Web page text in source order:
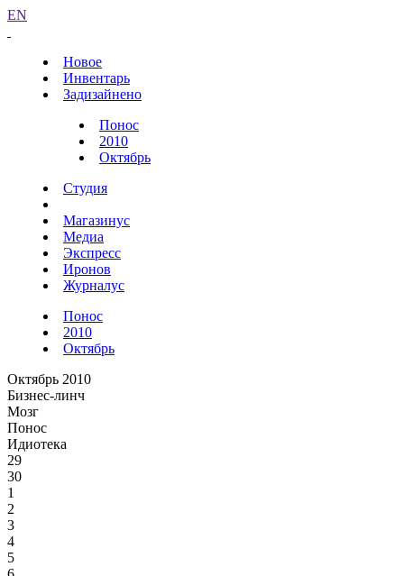
EN
Новое
Инвентарь
Задизайнено
Понос
2010
Октябрь
Студия
Магазинус
Медиа
Экспресс
Иронов
Журналус
Понос
2010
Октябрь
Октябрь 2010
Бизнес-линч
Мозг
Понос
Идиотека
29
30
1
2
3
4
5